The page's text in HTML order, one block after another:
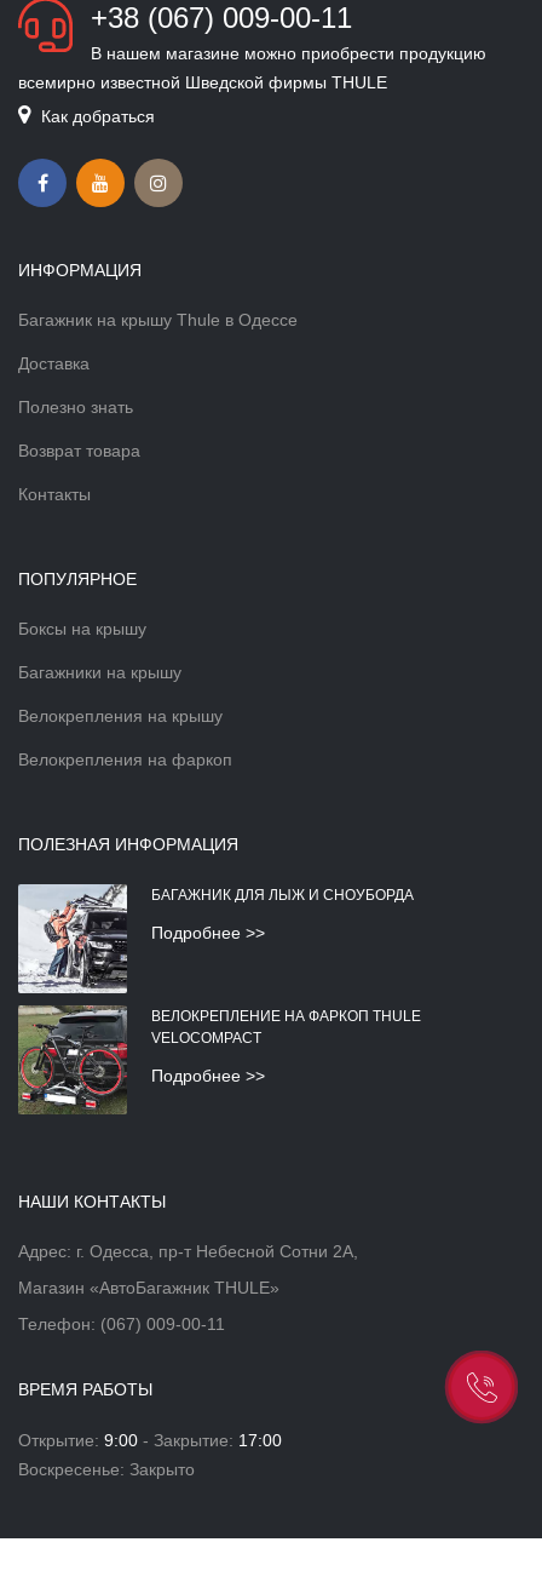
+38 (067) 009-00-11
В нашем магазине можно приобрести продукцию
всемирно известной Шведской фирмы THULE
Как добраться
ИНФОРМАЦИЯ
Багажник на крышу Thule в Одессе
Доставка
Полезно знать
Возврат товара
Контакты
ПОПУЛЯРНОЕ
Боксы на крышу
Багажники на крышу
Велокрепления на крышу
Велокрепления на фаркоп
ПОЛЕЗНАЯ ИНФОРМАЦИЯ
БАГАЖНИК ДЛЯ ЛЫЖ И СНОУБОРДА
Подробнее >>
ВЕЛОКРЕПЛЕНИЕ НА ФАРКОП THULE
VELOCOMPACT
Подробнее >>
НАШИ КОНТАКТЫ
Адрес: г. Одесса, пр-т Небесной Сотни 2А,
Магазин «АвтоБагажник THULE»
Телефон: (067) 009-00-11
ВРЕМЯ РАБОТЫ
Открытие: 9:00 - Закрытие: 17:00
Воскресенье: Закрыто